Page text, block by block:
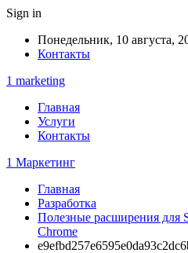
Sign in
Понедельник, 10 августа,
Контакты
1 marketing
Главная
Услуги
Контакты
1 Маркетинг
Главная
Разработка
Полезные расширения для
Chrome